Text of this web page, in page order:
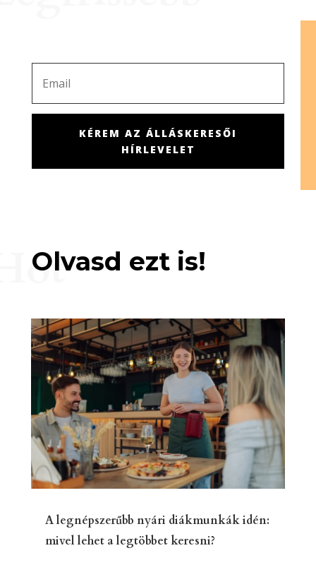
KÉREM AZ ÁLLÁSKERESŐI
HÍRLEVELET
Olvasd ezt is!
A legnépszerűbb nyári diákmunkák idén:
mivel lehet a legtöbbet keresni?